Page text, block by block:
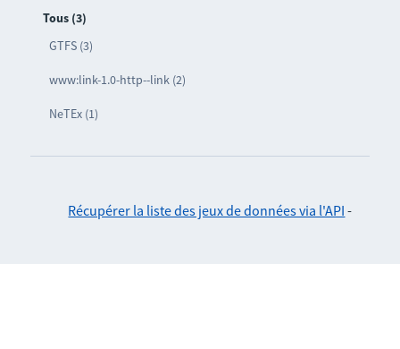
Tous (3)
GTFS (3)
www:link-1.0-http--link (2)
NeTEx (1)
Récupérer la liste des jeux de données via l'API -